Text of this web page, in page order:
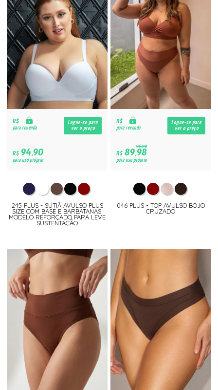
R$
para revenda
Logue-se para
ver o preço
R$94,90
para uso próprio
245 PLUS - SUTIÃ AVULSO PLUS
SIZE COM BASE E BARBATANAS.
MODELO REFORÇADO PARA LEVE
SUSTENTAÇÃO
R$
para revenda
Logue-se para
ver o preço
96,90
R$89,98
para uso próprio
046 PLUS - TOP AVULSO BOJO
CRUZADO